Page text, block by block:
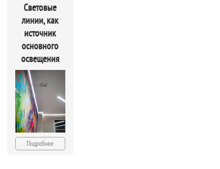
Световые
линии, как
источник
основного
освещения
Подробнее